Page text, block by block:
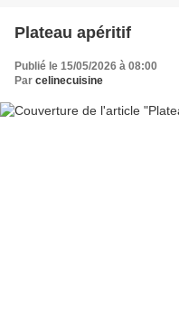
Plateau apéritif
Publié le 15/05/2026 à 08:00
Par celinecuisine